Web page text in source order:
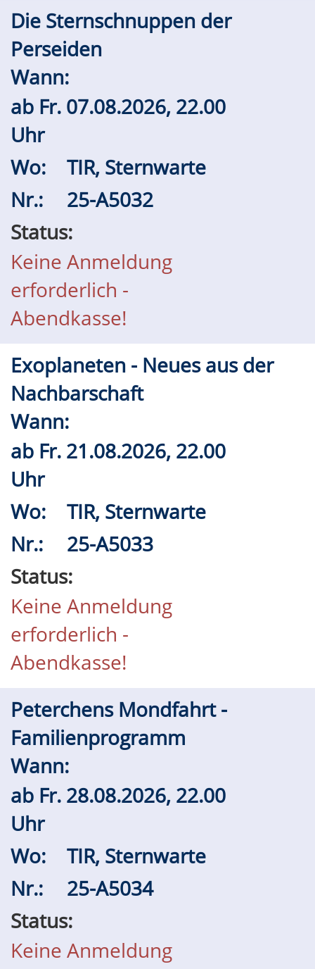
Die Sternschnuppen der
Perseiden
Wann:
ab Fr. 07.08.2026, 22.00
Uhr
Wo:
TIR, Sternwarte
Nr.:
25-A5032
Status:
Keine Anmeldung
erforderlich -
Abendkasse!
Exoplaneten - Neues aus der
Nachbarschaft
Wann:
ab Fr. 21.08.2026, 22.00
Uhr
Wo:
TIR, Sternwarte
Nr.:
25-A5033
Status:
Keine Anmeldung
erforderlich -
Abendkasse!
Peterchens Mondfahrt -
Familienprogramm
Wann:
ab Fr. 28.08.2026, 22.00
Uhr
Wo:
TIR, Sternwarte
Nr.:
25-A5034
Status:
Keine Anmeldung